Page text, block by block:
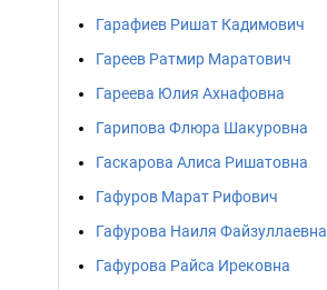
Гарафиев Ришат Кадимович
Гареев Ратмир Маратович
Гареева Юлия Ахнафовна
Гарипова Флюра Шакуровна
Гаскарова Алиса Ришатовна
Гафуров Марат Рифович
Гафурова Наиля Файзуллаевна
Гафурова Райса Ирековна